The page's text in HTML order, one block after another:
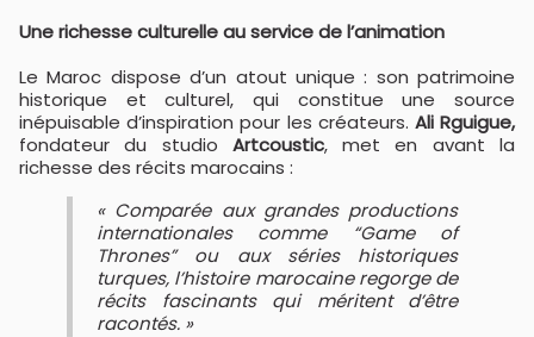
Une richesse culturelle au service de l’animation
Le Maroc dispose d’un atout unique : son patrimoine
historique et culturel, qui constitue une source
inépuisable d’inspiration pour les créateurs. Ali Rguigue,
fondateur du studio Artcoustic, met en avant la
richesse des récits marocains :
« Comparée aux grandes productions
internationales comme “Game of
Thrones” ou aux séries historiques
turques, l’histoire marocaine regorge de
récits fascinants qui méritent d’être
racontés. »